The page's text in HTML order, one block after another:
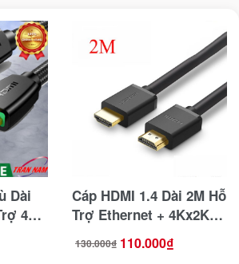
Dài
4K
Cáp HDMI 1.4 Dài 2M Hỗ
Trợ Ethernet + 4Kx2K
Ugreen 10107
130.000₫
Giá
gốc 110.000₫
Giá
hiện